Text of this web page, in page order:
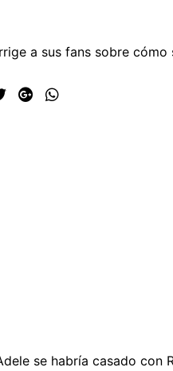
a sus fans sobre cómo
se habría casado con